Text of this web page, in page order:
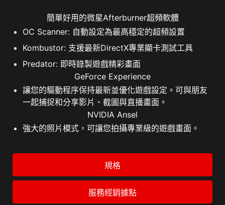
簡單好用的微星Afterburner超頻軟體
OC Scanner: 自動設定為最高穩定的超頻設置
Kombustor: 支援最新DirectX專業顯卡測試工具
Predator: 即時錄製遊戲精彩畫面
GeForce Experience
讓您的驅動程序保持最新並優化遊戲設定。可與朋友
一起捕捉和分享影片、截圖與直播畫面。
NVIDIA Ansel
強大的照片模式，可讓您拍攝專業級的遊戲畫面。
規格
服務經銷據點